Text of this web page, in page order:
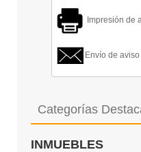
Impresión de
Envío de aviso
Categorías
INMUEBLES